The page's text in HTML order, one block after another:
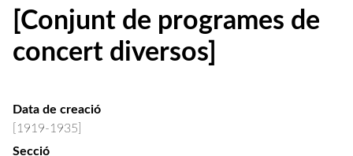
[Conjunt de programes de
concert diversos]
Data de creació
[1919-1935]
Secció